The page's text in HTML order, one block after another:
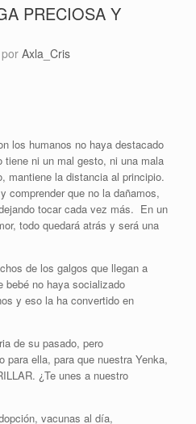
PRECIOSA Y
por Axla_Cris
los humanos no haya destacado
tiene ni un mal gesto, ni una mala
mantiene la distancia al principio.
comprender que no la dañamos,
tocar cada vez más. En un
todo quedará atrás y será una
de los galgos que llegan a
bebé no haya socializado
y eso la ha convertido en
de su pasado, pero
para ella, para que nuestra Yenka,
¿Te unes a nuestro
vacunas al día,